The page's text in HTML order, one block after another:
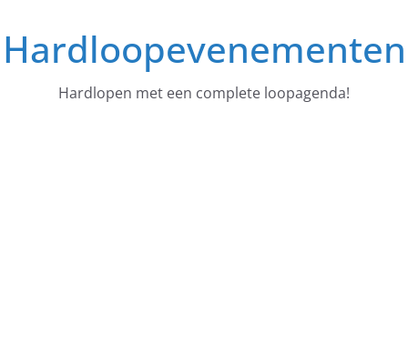
naar
deHardloopevenementen
Hardlopen met een complete loopagenda!